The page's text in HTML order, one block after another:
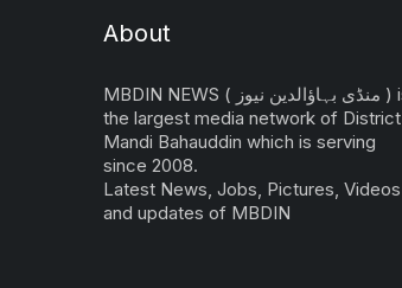
About
MBDIN NEWS ( منڈی بہاؤالدین نیوز ) is
the largest media network of District
Mandi Bahauddin which is serving
since 2008.
Latest News, Jobs, Pictures, Videos
and updates of MBDIN